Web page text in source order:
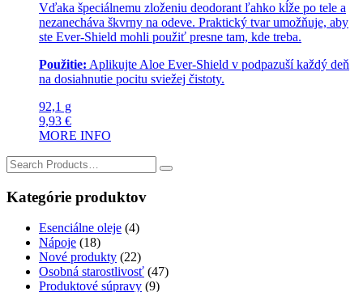
Vďaka špeciálnemu zloženiu deodorant ľahko kĺže po tele a
nezanecháva škvrny na odeve. Praktický tvar umožňuje, aby
ste Ever-Shield mohli použiť presne tam, kde treba.
Použitie: Aplikujte Aloe Ever-Shield v podpazuší každý deň
na dosiahnutie pocitu sviežej čistoty.
92,1 g
9,93 €
MORE INFO
Search
for:
Kategórie produktov
Esenciálne oleje (4)
Nápoje (18)
Nové produkty (22)
Osobná starostlivosť (47)
Produktové súpravy (9)